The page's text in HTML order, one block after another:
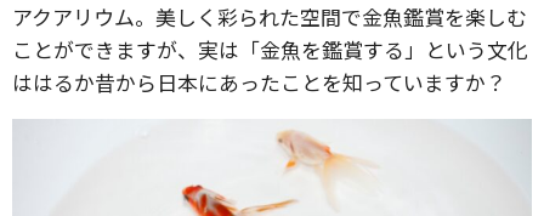
アクアリウム。美しく彩られた空間で金魚鑑賞を楽しむ
ことができますが、実は「金魚を鑑賞する」という文化
ははるか昔から日本にあったことを知っていますか？